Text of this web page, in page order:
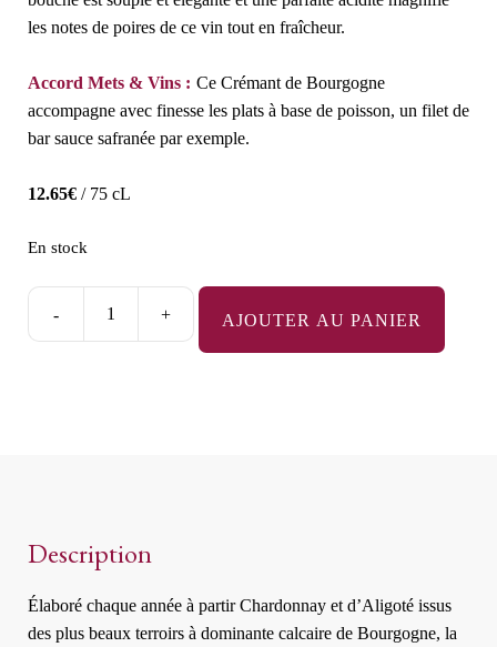
les notes de poires de ce vin tout en fraîcheur.
Accord Mets & Vins : Ce Crémant de Bourgogne
accompagne avec finesse les plats à base de poisson, un filet de
bar sauce safranée par exemple.
12.65€ / 75 cL
En stock
-
quantité
de
+ AJOUTER AU PANIER
Description
Élaboré chaque année à partir Chardonnay et d’Aligoté issus
des plus beaux terroirs à dominante calcaire de Bourgogne, la